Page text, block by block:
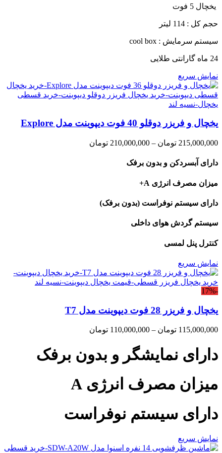
یخچال 5 فوت
حجم کل : 114 لیتر
سیستم سرمایش : cool box
24 ماه گارانتی طلایی
نمایش سریع
یخچال و فریزر دوقلو 40 فوت دیپوینت مدل Explore
215,000,000 تومان –
210,000,000 تومان
دارای آبسردکن و بدون برفک
میزان مصرف انرژی A+
دارای سیستم نوفراست (بدون برفک)
سیستم گردش هوای داخلی
کنترل پنل لمسی
نمایش سریع
-17%
یخچال و فریزر 28 فوت دیپوینت مدل T7
115,000,000 تومان –
110,000,000 تومان
110,000,000 تومان
through
115,000,000 تومان
دارای نمایشگر و بدون برفک
میزان مصرف انرژی A
دارای سیستم نوفراست
نمایش سریع